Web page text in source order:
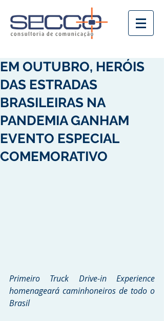
EM OUTUBRO, HERÓIS
DAS ESTRADAS
BRASILEIRAS NA
PANDEMIA GANHAM
EVENTO ESPECIAL
COMEMORATIVO
Primeiro Truck Drive-in Experience
homenageará caminhoneiros de todo o
Brasil